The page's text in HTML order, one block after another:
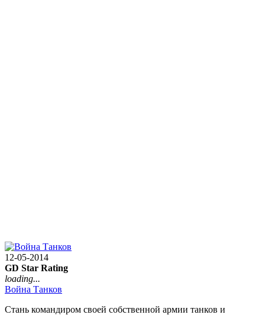
12-05-2014
GD Star Rating
loading...
Война Танков
Стань командиром своей собственной армии танков и